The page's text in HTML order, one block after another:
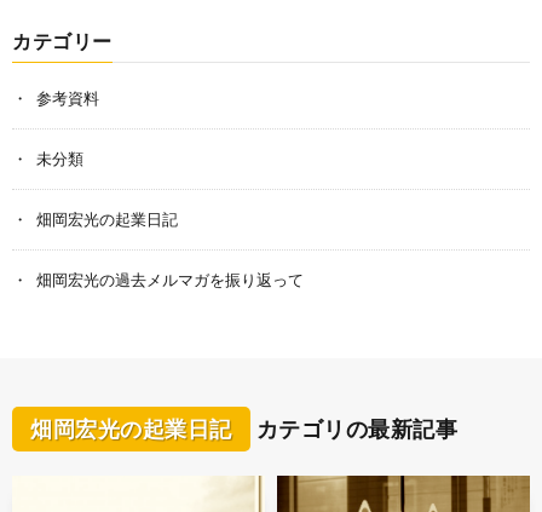
カテゴリー
参考資料
未分類
畑岡宏光の起業日記
畑岡宏光の過去メルマガを振り返って
畑岡宏光の起業日記 カテゴリの最新記事